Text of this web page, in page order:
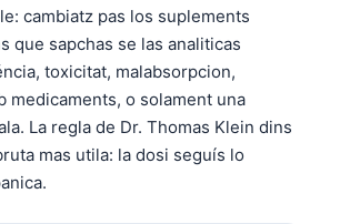
cambiatz pas los suplements
que sapchas se las analiticas
toxicitat, malabsorpcion,
medicaments, o solament una
La regla de Dr. Thomas Klein dins
mas utila: la dosi seguís lo